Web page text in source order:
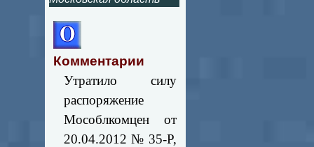
Комментарии
Утратило силу
распоряжение
Мособлкомцен от
20.04.2012 № 35-Р,